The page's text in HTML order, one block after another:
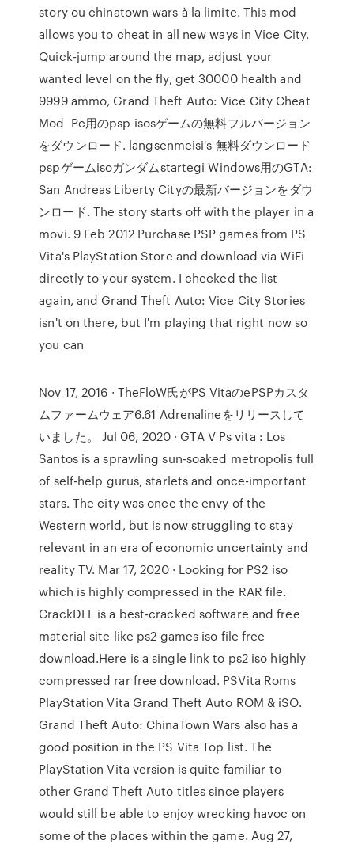
story ou chinatown wars à la limite. This mod
allows you to cheat in all new ways in Vice City.
Quick-jump around the map, adjust your
wanted level on the fly, get 30000 health and
9999 ammo, Grand Theft Auto: Vice City Cheat
Mod Pc用のpsp isosゲームの無料フルバージョン
をダウンロード. langsenmeisi's 無料ダウンロード
pspゲームisoガンダムstartegi Windows用のGTA:
San Andreas Liberty Cityの最新バージョンをダウ
ンロード. The story starts off with the player in a
movi. 9 Feb 2012 Purchase PSP games from PS
Vita's PlayStation Store and download via WiFi
directly to your system. I checked the list
again, and Grand Theft Auto: Vice City Stories
isn't on there, but I'm playing that right now so
you can
Nov 17, 2016 · TheFloW氏がPS VitaのePSPカスタ
ムファームウェア6.61 Adrenalineをリリースして
いました。 Jul 06, 2020 · GTA V Ps vita : Los
Santos is a sprawling sun-soaked metropolis full
of self-help gurus, starlets and once-important
stars. The city was once the envy of the
Western world, but is now struggling to stay
relevant in an era of economic uncertainty and
reality TV. Mar 17, 2020 · Looking for PS2 iso
which is highly compressed in the RAR file.
CrackDLL is a best-cracked software and free
material site like ps2 games iso file free
download.Here is a single link to ps2 iso highly
compressed rar free download. PSVita Roms
PlayStation Vita Grand Theft Auto ROM & iSO.
Grand Theft Auto: ChinaTown Wars also has a
good position in the PS Vita Top list. The
PlayStation Vita version is quite familiar to
other Grand Theft Auto titles since players
would still be able to enjoy wrecking havoc on
some of the places within the game. Aug 27,